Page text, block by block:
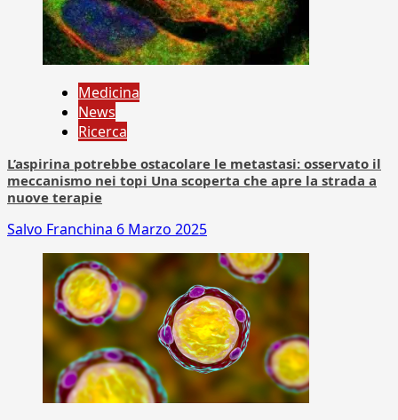
Medicina
News
Ricerca
L’aspirina potrebbe ostacolare le metastasi: osservato il
meccanismo nei topi Una scoperta che apre la strada a
nuove terapie
Salvo Franchina 6 Marzo 2025